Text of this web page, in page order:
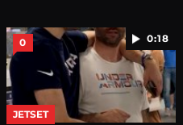
0:18
0
JETSET